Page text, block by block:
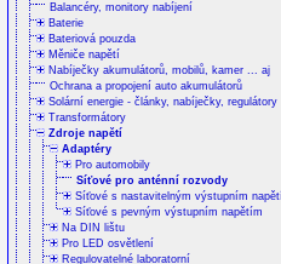
Balancéry, monitory nabíjení
Baterie
Bateriová pouzda
Měniče napětí
Nabíječky akumulátorů, mobilů, kamer ... aj
Ochrana a propojení auto akumulátorů
Solární energie - články, nabíječky, regulátory
Transformátory
Zdroje napětí
Adaptéry
Pro automobily
Síťové pro anténní rozvody
Síťové s nastavitelným výstupním
Síťové s pevným výstupním napětím
Na DIN lištu
Pro LED osvětlení
Regulovatelné laboratorní